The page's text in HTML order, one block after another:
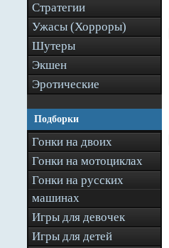
Стратегии
Ужасы (Хорроры)
Шутеры
Экшен
Эротические
Подборки
Гонки на двоих
Гонки на мотоциклах
Гонки на русских
машинах
Игры для девочек
Игры для детей